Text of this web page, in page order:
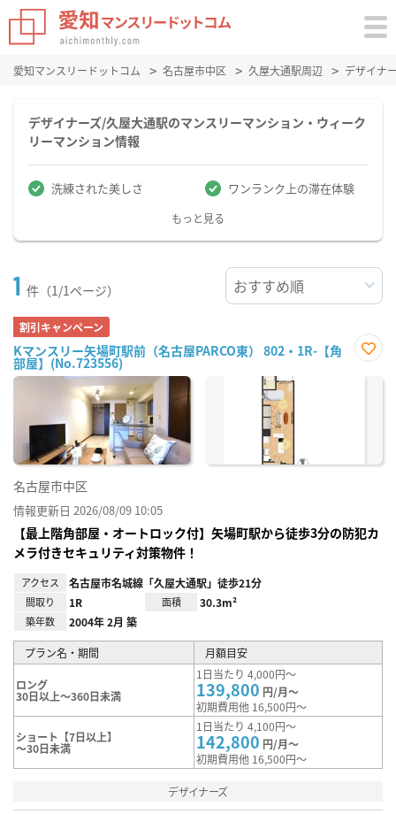
愛知マンスリードットコム 名古屋市中区 久屋大通駅周辺 デザイナ
デザイナーズ/久屋大通駅のマンスリーマンション・ウィーク
リーマンション情報
洗練された美しさ ワンランク上の滞在体験
もっと見る
1 件（1/1ページ）
割引キャンペーン
Kマンスリー矢場町駅前（名古屋PARCO東） 802・1R-【角
部屋】(No.723556)
に入
名古屋市中区
情報更新日 2026/08/09 10:05
【最上階角部屋・オートロック付】矢場町駅から徒歩3分の防犯カ
メラ付きセキュリティ対策物件！
アクセス 名古屋市名城線「久屋大通駅」徒歩21分
間取り 1R 面積 30.3m²
築年数 2004年 2月 築
プラン名・期間 月額目安
ロング
30日以上～360日未満
1日当たり 4,000円～
139,800 円/月～
初期費用他 16,500円～
ショート【7日以上】
～30日未満
1日当たり 4,100円～
142,800 円/月～
初期費用他 16,500円～
デザイナーズ